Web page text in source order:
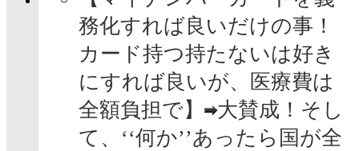
務化すれば良いだけの事！
カード持つ持たないは好き
にすれば良いが、医療費は
全額負担で】
大賛成！そし
て、‘‘何か’’あったら国が全